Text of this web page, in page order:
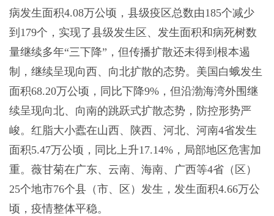
病发生面积4.08万公顷，县级疫区总数由185个减少
到179个，实现了县级发生区、发生面积和病死树数
量继续多年“三下降”，但传播扩散还未得到根本遏
制，继续呈现向西、向北扩散的态势。美国白蛾发生
面积68.20万公顷，同比下降9%，但沿渤海湾外围继
续呈现向北、向南的跳跃式扩散态势，防控形势严
峻。红脂大小蠹在山西、陕西、河北、河南4省发生
面积5.47万公顷，同比上升17.14%，局部地区危害加
重。薇甘菊在广东、云南、海南、广西等4省（区）
25个地市76个县（市、区）发生，发生面积4.66万公
顷，疫情整体平稳。